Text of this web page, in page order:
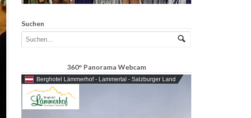
Suchen
360° Panorama Webcam
Berghotel Lämmerhof - Lammertal - Salzburger Land